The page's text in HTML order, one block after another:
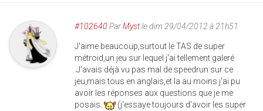
#102640 ParMystle dim 29/04/2012 à 21h51
J'aime beaucoup,surtout le TAS de super
métroid,un jeu sur lequel j'ai tellement galeré
.J'avais déjà vu pas mal de speedrun sur ce
jeu,mais tous en anglais,et la au moins j'ai pu
avoir les réponses aux questions que je me
posais.
(j'essaye toujours d'avoir les super